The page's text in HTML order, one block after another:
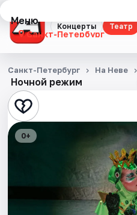
Концерты Театр
Меню
Санкт-Петербург
Концерты
Театр
Стендап
Экскурсии
Ночной режим
Санкт-Петербург На Неве
0+